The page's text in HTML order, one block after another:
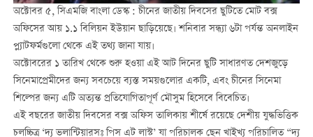
অক্টোবর ৫, সিএমজি বাংলা ডেস্ক : চীনের জাতীয় দিবসের ছুটিতে মোট বক্স
অফিসের আয় ১.১ বিলিয়ন ইউয়ান ছাড়িয়েছে। শনিবার সন্ধ্যা ৬টা পর্যন্ত অনলাইন
প্ল্যাটফর্মগুলো থেকে এই তথ্য জানা যায়।
অক্টোবরের ১ তারিখ থেকে শুরু হওয়া এই আট দিনের ছুটি সাধারণত দেশজুড়ে
সিনেমাপ্রেমীদের জন্য সবচেয়ে ব্যস্ত সময়গুলোর একটি, এবং চীনের সিনেমা
শিল্পের জন্য এটি অত্যন্ত প্রতিযোগিতাপূর্ণ মৌসুম হিসেবে বিবেচিত।
এই বছরের জাতীয় দিবসের বক্স অফিস তালিকায় শীর্ষে রয়েছে দেশীয় যুদ্ধভিত্তিক
চলচ্চিত্র ‘দ্য ভলান্টিয়ারসঃ পিস এট লাস্ট’ যা পরিচালক ছেন খাইখ্য পরিচালিত “দ্য